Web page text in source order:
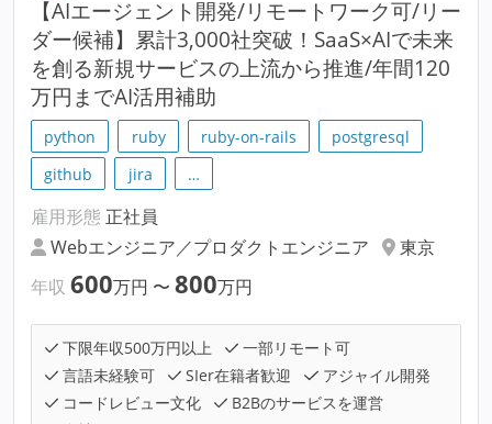
【AIエージェント開発/リモートワーク可/リー
ダー候補】累計3,000社突破！SaaS×AIで未来
を創る新規サービスの上流から推進/年間120
万円までAI活用補助
python ruby ruby-on-rails
postgresql
github
jira …
雇用形態 正社員
Webエンジニア／プロダクトエンジニア
東京
年収 600万円 〜 800万円
下限年収500万円以上
一部リモート可
言語未経験可
SIer在籍者歓迎
アジャイル開発
コードレビュー文化
B2Bのサービスを運営